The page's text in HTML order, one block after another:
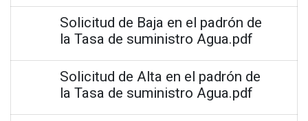
Solicitud de Baja en el padrón de
la Tasa de suministro Agua.pdf
Solicitud de Alta en el padrón de
la Tasa de suministro Agua.pdf